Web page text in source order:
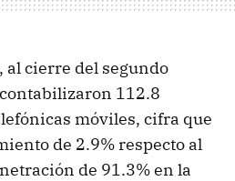
al cierre del segundo
112.8
móviles, cifra que
de 2.9% respecto al
de 91.3% en la